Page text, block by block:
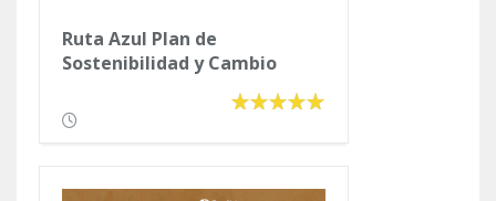
Ruta Azul Plan de
Sostenibilidad y Cambio